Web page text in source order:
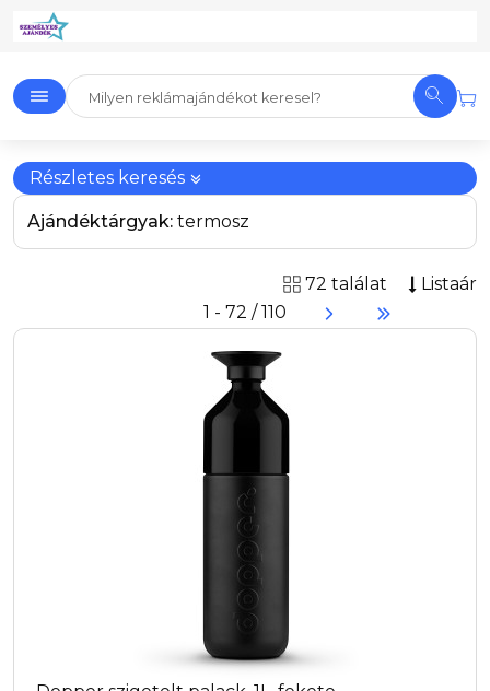
Részletes keresés
Ajándéktárgyak: termosz
72 találat
Listaár
1 - 72 / 110